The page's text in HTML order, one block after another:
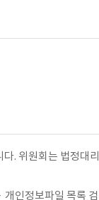
. 위원회는 법정
인정보파일 목록